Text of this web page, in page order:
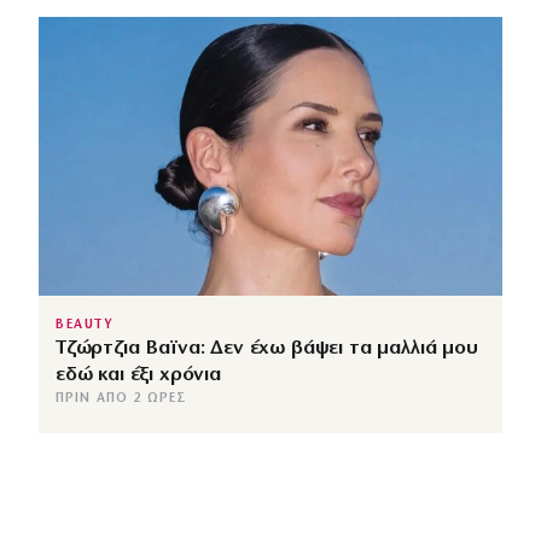
BEAUTY
Τζώρτζια Βαϊνα: Δεν έχω βάψει τα μαλλιά μου
εδώ και έξι χρόνια
ΠΡΙΝ ΑΠΌ 2 ΏΡΕΣ